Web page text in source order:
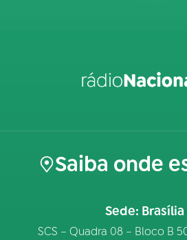
Saiba onde
Sede: Brasília
SCS – Quadra 08 – Bloco B